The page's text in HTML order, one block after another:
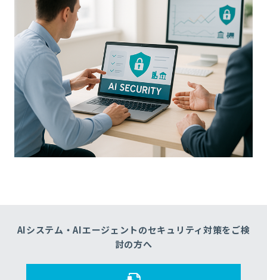
AIシステム・AIエージェントのセキュリティ対策をご検
討の方へ